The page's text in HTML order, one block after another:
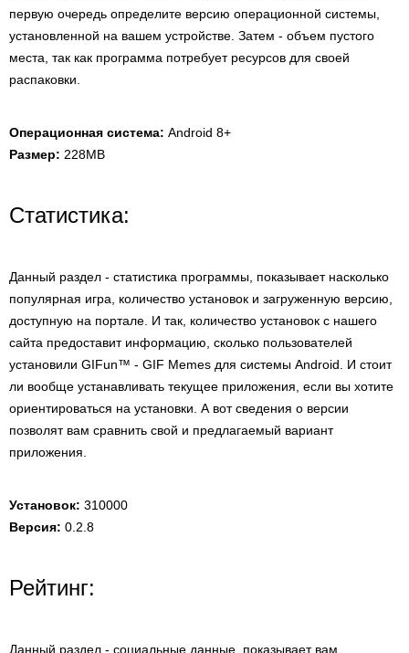
первую очередь определите версию операционной системы,
установленной на вашем устройстве. Затем - объем пустого
места, так как программа потребует ресурсов для своей
распаковки.
Операционная система: Android 8+
Размер: 228MB
Статистика:
Данный раздел - статистика программы, показывает насколько
популярная игра, количество установок и загруженную версию,
доступную на портале. И так, количество установок с нашего
сайта предоставит информацию, сколько пользователей
установили GIFun™ - GIF Memes для системы Android. И стоит
ли вообще устанавливать текущее приложения, если вы хотите
ориентироваться на установки. А вот сведения о версии
позволят вам сравнить свой и предлагаемый вариант
приложения.
Установок: 310000
Версия: 0.2.8
Рейтинг:
Данный раздел - социальные данные, показывает вам